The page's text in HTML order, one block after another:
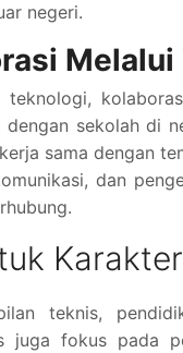
negeri.
teknologi,
sekolah di
sama dengan
dan
teknis,
juga fokus pada